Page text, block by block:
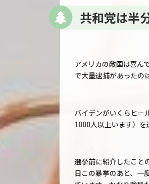
共和党は半
アメリカの敵国は喜ん
で大量逮捕があったの
バイデンがいくらヒー
1000人以上います）を
選挙前に紹介したこ
日この暴挙のあと、一